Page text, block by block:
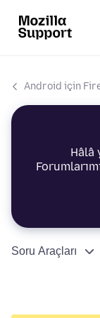
Android için
Hâlâ
Soru Araçları